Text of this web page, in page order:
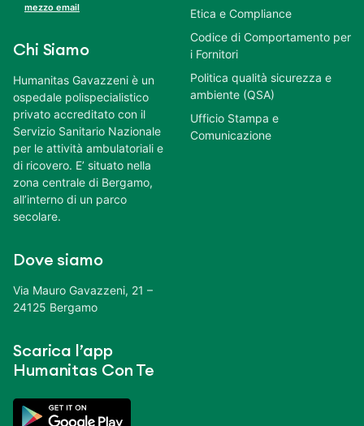
mezzo email
Chi Siamo
Humanitas Gavazzeni è un
ospedale polispecialistico
privato accreditato con il
Servizio Sanitario Nazionale
per le attività ambulatoriali e
di ricovero. E’ situato nella
zona centrale di Bergamo,
all’interno di un parco
secolare.
Dove siamo
Via Mauro Gavazzeni, 21 –
24125 Bergamo
Scarica l’app
Humanitas Con Te
Etica e Compliance
Codice di Comportamento per
i Fornitori
Politica qualità sicurezza e
ambiente (QSA)
Ufficio Stampa e
Comunicazione